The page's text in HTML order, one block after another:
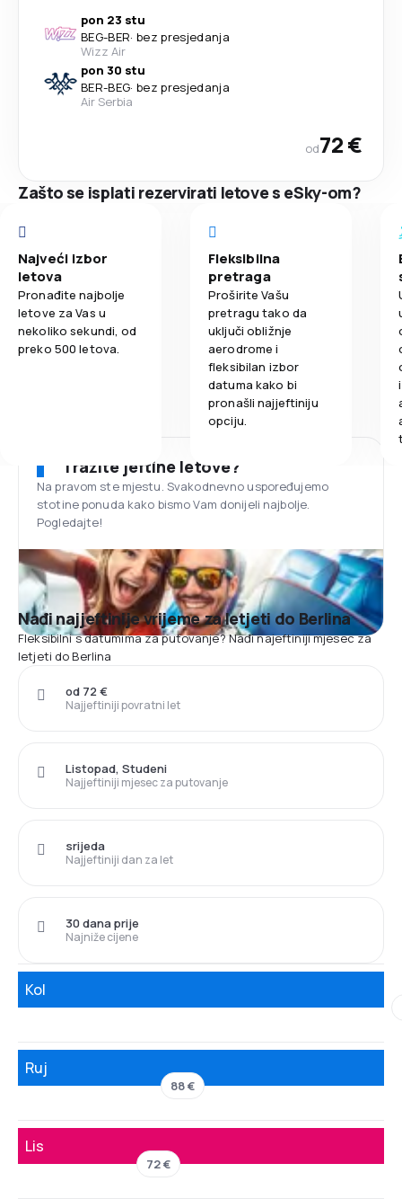
pon 23 stu
BEG-BER· bez presjedanja
Wizz Air
pon 30 stu
BER-BEG· bez presjedanja
Air Serbia
od72 €
Zašto se isplati rezervirati letove s eSky-om?
Najveći izbor
letova
Pronađite najbolje
letove za Vas u
nekoliko sekundi, od
preko 500 letova.
Fleksibilna
pretraga
Proširite Vašu
pretragu tako da
uključi obližnje
aerodrome i
fleksibilan izbor
datuma kako bi
pronašli najjeftiniju
opciju.
Tražite jeftine letove?
Na pravom ste mjestu. Svakodnevno uspoređujemo
stotine ponuda kako bismo Vam donijeli najbolje.
Pogledajte!
Nađi najjeftinije vrijeme za letjeti do Berlina
Fleksibilni s datumima za putovanje? Nađi najeftiniji mjesec za
letjeti do Berlina
Najjeftiniji povratni let
od 72 €
Najjeftiniji mjesec za putovanje
Listopad, Studeni
Najjeftiniji dan za let
srijeda
Najniže cijene
30 dana prije
Kol
Ruj
88 €
Lis
72 €